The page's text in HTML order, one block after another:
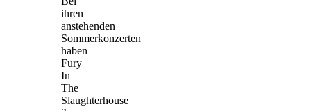
ihren
anstehenden
Sommerkonzerten
haben
Fury
In
The
Slaughterhouse